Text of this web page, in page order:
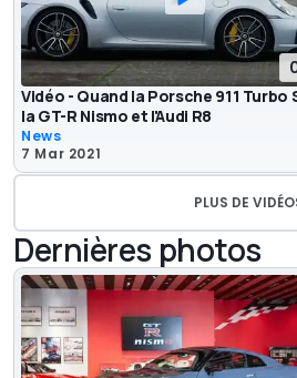
Vidéo - Quand la Porsche 911 Turbo
la GT-R Nismo et l'Audi R8
News
7 Mar 2021
PLUS DE
Dernières photos